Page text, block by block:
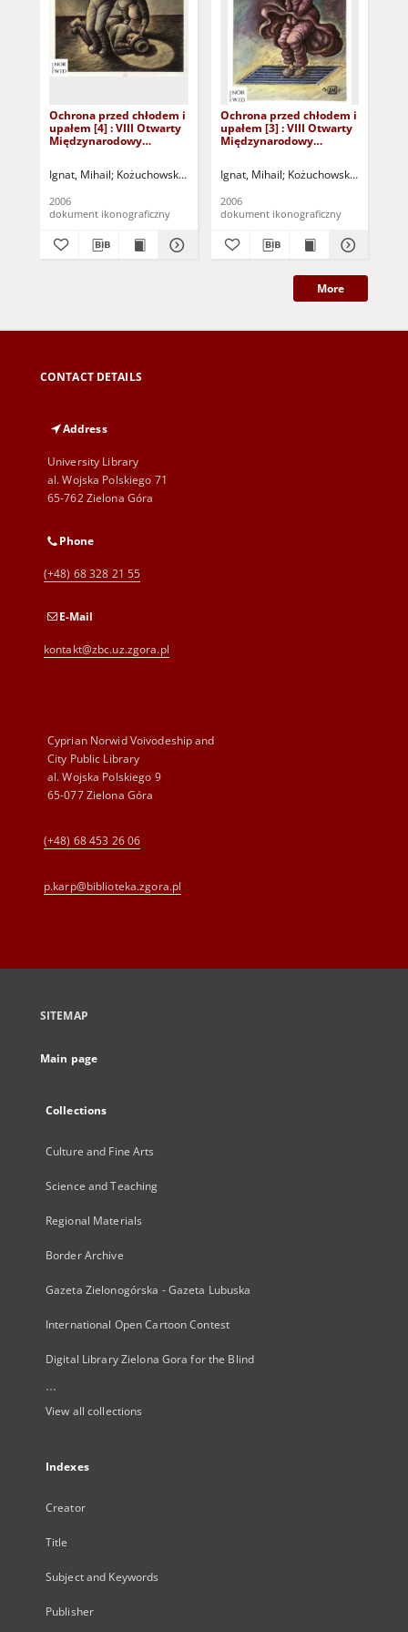
Ochrona przed chłodem i
upałem [4] : VIII Otwarty
Międzynarodowy
Satyryczny / Mihail Ignat
Ignat, Mihail Kożuchowski Ośrodek Kultury i Sportu "Zamek"
2006
dokument ikonograficzny
Ochrona przed chłodem i
upałem [3] : VIII Otwarty
Międzynarodowy
Satyryczny / Mihail Ignat
Ignat, Mihail Kożuchowski Ośrodek
2006
dokument ikonograficzny
More
CONTACT DETAILS
Address
University Library
al. Wojska Polskiego 71
65-762 Zielona Góra
Phone
(+48) 68 328 21 55
E-Mail
kontakt@zbc.uz.zgora.pl
Cyprian Norwid Voivodeship and
City Public Library
al. Wojska Polskiego 9
65-077 Zielona Góra
(+48) 68 453 26 06
p.karp@biblioteka.zgora.pl
SITEMAP
Main page
Collections
Culture and Fine Arts
Science and Teaching
Regional Materials
Border Archive
Gazeta Zielonogórska - Gazeta Lubuska
International Open Cartoon Contest
Digital Library Zielona Gora for the Blind
...
View all collections
Indexes
Creator
Title
Subject and Keywords
Publisher